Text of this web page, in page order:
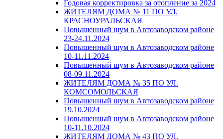
Годовая корректировка за отопление за 2024
ЖИТЕЛЯМ ДОМА № 11 ПО УЛ.
КРАСНОУРАЛЬСКАЯ
Повышенный шум в Автозаводском районе
23-24.11.2024
Повышенный шум в Автозаводском районе
10-11.11.2024
Повышенный шум в Автозаводском районе
08-09.11.2024
ЖИТЕЛЯМ ДОМА № 35 ПО УЛ.
КОМСОМОЛЬСКАЯ
Повышенный шум в Автозаводском районе
19.10.2024
Повышенный шум в Автозаводском районе
10-11.10.2024
ЖИТЕЛЯМ ДОМА № 43 ПО УЛ.